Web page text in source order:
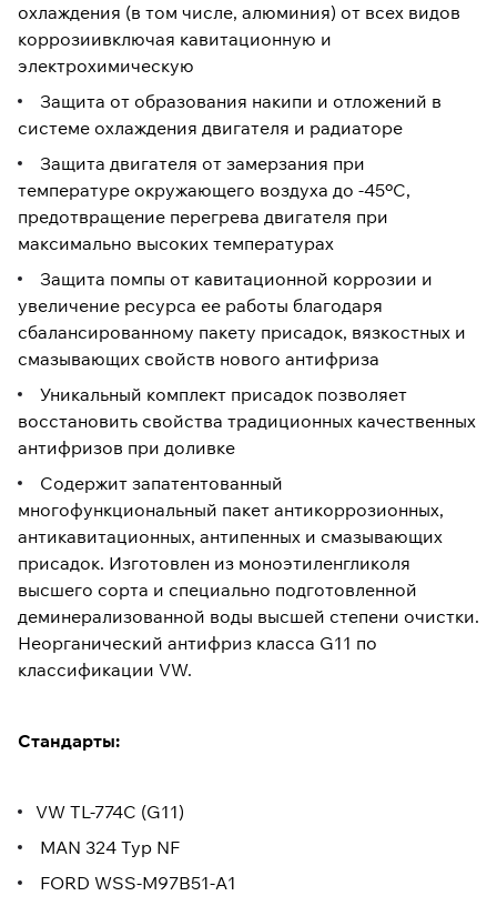
охлаждения (в том числе, алюминия) от всех видов
коррозиивключая кавитационную и
электрохимическую
Защита от образования накипи и отложений в
системе охлаждения двигателя и радиаторе
Защита двигателя от замерзания при
температуре окружающего воздуха до -45ºС,
предотвращение перегрева двигателя при
максимально высоких температурах
Защита помпы от кавитационной коррозии и
увеличение ресурса ее работы благодаря
сбалансированному пакету присадок, вязкостных и
смазывающих свойств нового антифриза
Уникальный комплект присадок позволяет
восстановить свойства традиционных качественных
антифризов при доливке
Содержит запатентованный
многофункциональный пакет антикоррозионных,
антикавитационных, антипенных и смазывающих
присадок. Изготовлен из моноэтиленгликоля
высшего сорта и специально подготовленной
деминерализованной воды высшей степени очистки.
Неорганический антифриз класса G11 по
классификации VW.
Стандарты:
VW TL-774C (G11)
MAN 324 Typ NF
FORD WSS-M97B51-A1